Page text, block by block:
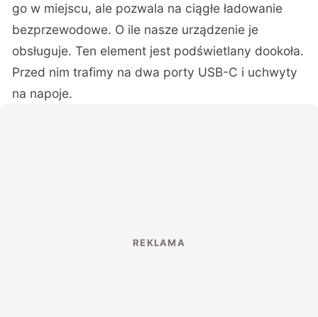
go w miejscu, ale pozwala na ciągłe ładowanie
bezprzewodowe. O ile nasze urządzenie je
obsługuje. Ten element jest podświetlany dookoła.
Przed nim trafimy na dwa porty USB-C i uchwyty
na napoje.